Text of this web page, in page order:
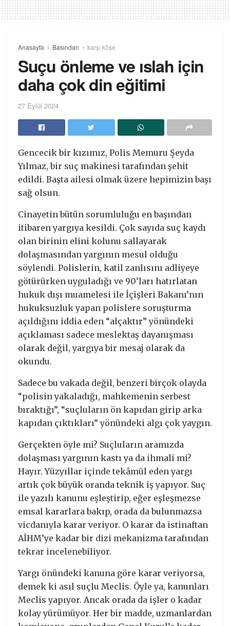
Anasayfa Basından karşı köşe
Suçu önleme ve ıslah için
daha çok din eğitimi
27 Eylül 2024
Gencecik bir kızımız, Polis Memuru Şeyda
Yılmaz, bir suç makinesi tarafından şehit
edildi. Başta ailesi olmak üzere hepimizin başı
sağ olsun.
Cinayetin bütün sorumluluğu en başından
itibaren yargıya kesildi. Çok sayıda suç kaydı
olan birinin elini kolunu sallayarak
dolaşmasından yargının mesul olduğu
söylendi. Polislerin, katil zanlısını adliyeye
götürürken uyguladığı ve 90’ları hatırlatan
hukuk dışı muamelesi ile İçişleri Bakanı’nın
hukuksuzluk yapan polislere soruşturma
açıldığını iddia eden “alçaktır” yönündeki
açıklaması sadece meslektaş dayanışması
olarak değil, yargıya bir mesaj olarak da
okundu.
Sadece bu vakada değil, benzeri birçok olayda
“polisin yakaladığı, mahkemenin serbest
bıraktığı”, “suçluların ön kapıdan girip arka
kapıdan çıktıkları” yönündeki algı çok yaygın.
Gerçekten öyle mi? Suçluların aramızda
dolaşması yargının kastı ya da ihmali mi?
Hayır. Yüzyıllar içinde tekâmül eden yargı
artık çok büyük oranda teknik iş yapıyor. Suç
ile yazılı kanunu eşleştirip, eğer eşleşmezse
emsal kararlara bakıp, orada da bulunmazsa
vicdanıyla karar veriyor. O karar da istinaftan
AİHM’ye kadar bir dizi mekanizma tarafından
tekrar incelenebiliyor.
Yargı önündeki kanuna göre karar veriyorsa,
demek ki asıl suçlu Meclis. Öyle ya, kanunları
Meclis yapıyor. Ancak orada da işler o kadar
kolay yürümüyor. Her bir madde, uzmanlardan